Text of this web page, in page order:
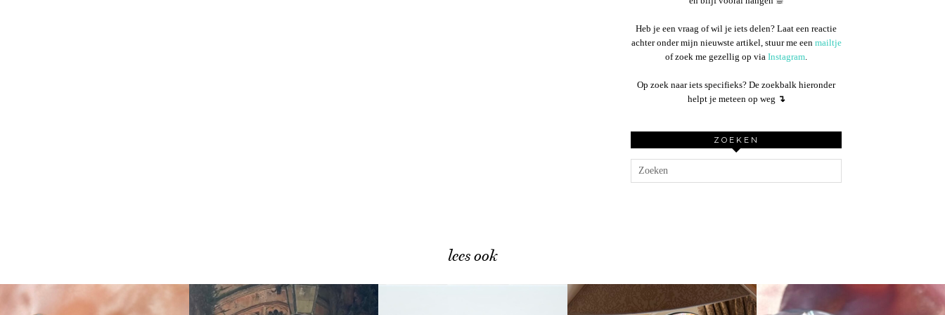
Heb je een vraag of wil je iets delen? Laat een reactie
achter onder mijn nieuwste artikel, stuur me een mailtje
of zoek me gezellig op via Instagram.
Op zoek naar iets specifieks? De zoekbalk hieronder
helpt je meteen op weg ↴
ZOEKEN
lees ook